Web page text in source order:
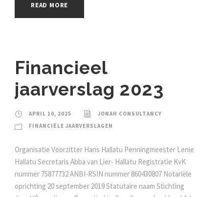
READ MORE
Financieel
jaarverslag 2023
APRIL 10, 2025
JONAH CONSULTANCY
FINANCIËLE JAARVERSLAGEN
Organisatie Voorzitter Hans Hallatu Penningmeester Lenie
Hallatu Secretaris Abba van Lier- Hallatu Registratie KvK
nummer 75877732 ANBI-RSIN nummer 860430807 Notariële
oprichting 20 september 2019 Statutaire naam Stichting